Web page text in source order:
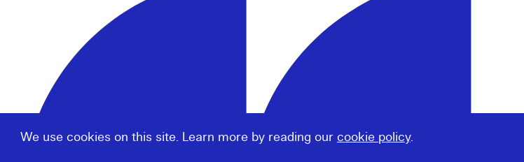
We use cookies on this site. Learn more by reading our cookie policy.